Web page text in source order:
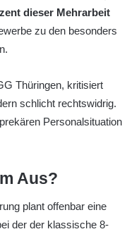
dieser Mehrarbeit
zu den besonders
Thüringen, kritisiert
schlicht rechtswidrig.
Personalsituation
Aus?
plant offenbar eine
der der klassische 8-